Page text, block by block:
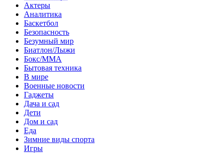
Актеры
Аналитика
Баскетбол
Безопасность
Безумный мир
Биатлон/Лыжи
Бокс/MMA
Бытовая техника
В мире
Военные новости
Гаджеты
Дача и сад
Дети
Дом и сад
Еда
Зимние виды спорта
Игры